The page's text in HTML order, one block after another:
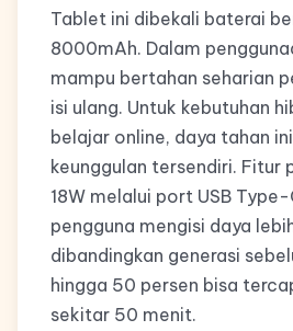
Tablet ini dibekali baterai
8000mAh. Dalam
mampu bertahan seharian
isi ulang. Untuk kebutuhan
belajar online, daya tahan
keunggulan tersendiri. Fitur
18W melalui port USB
pengguna mengisi daya
dibandingkan generasi
hingga 50 persen bisa
sekitar 50 menit.